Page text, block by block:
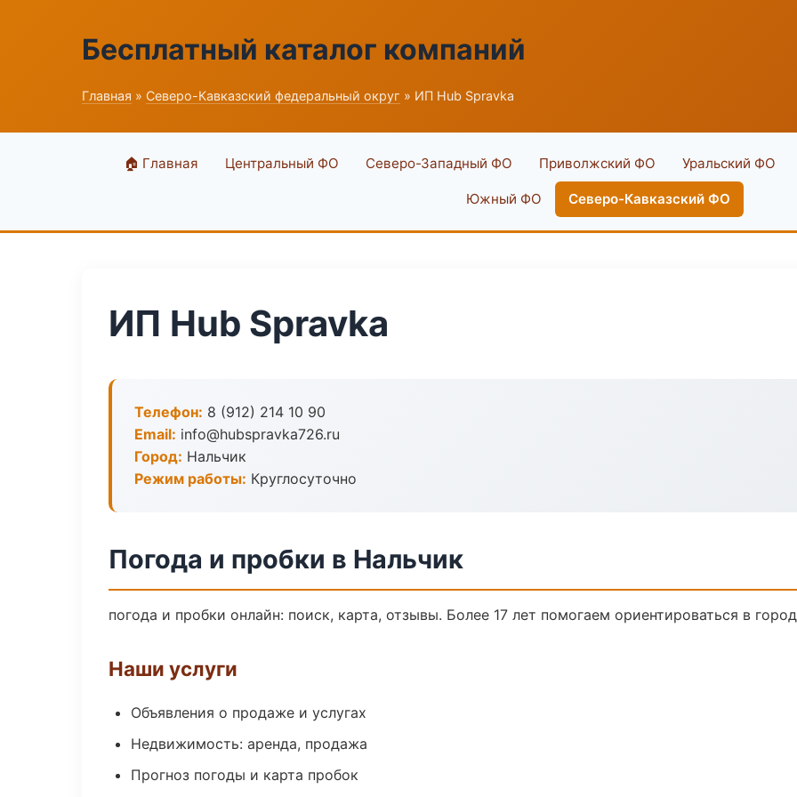
Бесплатный каталог компаний
Главная » Северо-Кавказский федеральный округ » ИП Hub Spravka
🏠 Главная Центральный ФО Северо-Западный ФО Приволжский ФО Уральский ФО
Южный ФО Северо-Кавказский ФО
ИП Hub Spravka
Телефон: 8 (912) 214 10 90
Email: info@hubspravka726.ru
Город: Нальчик
Режим работы: Круглосуточно
Погода и пробки в Нальчик
погода и пробки онлайн: поиск, карта, отзывы. Более 17 лет помогаем ориентироваться в
Наши услуги
Объявления о продаже и услугах
Недвижимость: аренда, продажа
Прогноз погоды и карта пробок